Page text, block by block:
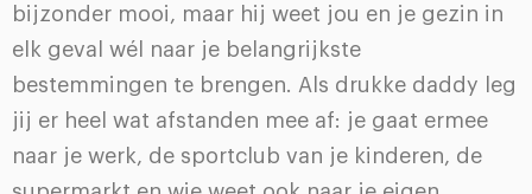
bijzonder mooi, maar hij weet jou en je gezin in
elk geval wél naar je belangrijkste
bestemmingen te brengen. Als drukke daddy leg
jij er heel wat afstanden mee af: je gaat ermee
naar je werk, de sportclub van je kinderen, de